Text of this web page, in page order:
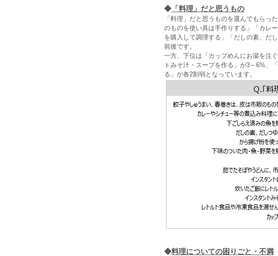
◆ 「料理」だと思うもの
「料理」だと思うものを選んでもらっ
のものを使い具は手作りする」「カレ
を購入して調理する」「だしの素、だ
前後です。
一方、下位は「カップめんにお湯を注
トみそ汁・スープを作る」が3～6%、
る」が各2割弱となっています。
◆料理についての困りごと・不満